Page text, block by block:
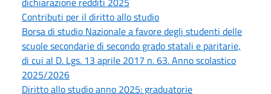
Contributi per il diritto allo studio
Borsa di studio Nazionale a favore degli studenti delle
scuole secondarie di secondo grado statali e paritarie,
di cui al D. Lgs. 13 aprile 2017 n. 63. Anno scolastico
2025/2026
Diritto allo studio anno 2025: graduatorie